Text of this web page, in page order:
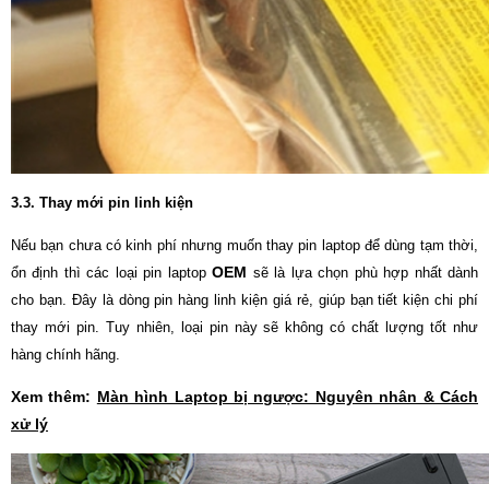
3.3. Thay mới pin linh kiện
Nếu bạn chưa có kinh phí nhưng muốn thay pin laptop để dùng tạm thời,
ổn định thì các loại pin laptopOEM sẽ là lựa chọn phù hợp nhất dành
cho bạn. Đây là dòng pin hàng linh kiện giá rẻ, giúp bạn tiết kiện chi phí
thay mới pin. Tuy nhiên, loại pin này sẽ không có chất lượng tốt như
hàng chính hãng.
Xem thêm: Màn hình Laptop bị ngược: Nguyên nhân & Cách
xử lý